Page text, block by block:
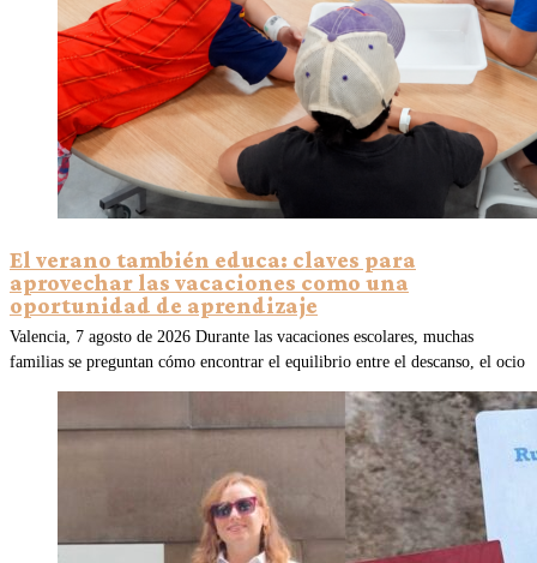
El verano también educa: claves para
aprovechar las vacaciones como una
oportunidad de aprendizaje
Valencia, 7 agosto de 2026 Durante las vacaciones escolares, muchas
familias se preguntan cómo encontrar el equilibrio entre el descanso, el ocio